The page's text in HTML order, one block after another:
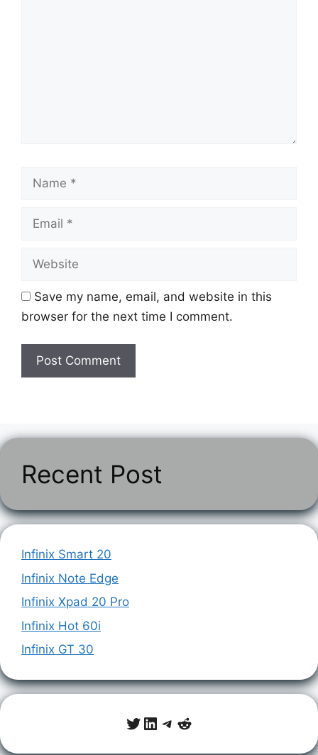
Name
Email
Website
Save my name, email, and website in this
browser for the next time I comment.
Recent Post
Infinix Smart 20
Infinix Note Edge
Infinix Xpad 20 Pro
Infinix Hot 60i
Infinix GT 30
Twitter
LinkedIn
Telegram
Reddit